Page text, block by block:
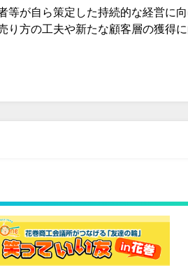
等が自ら策定した持続的な経営に
方の工夫や新たな顧客層の獲得